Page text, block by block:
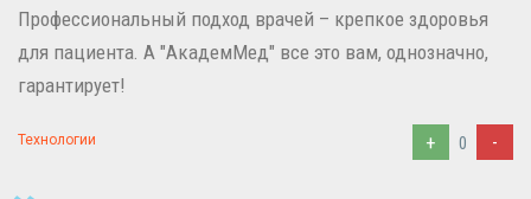
Профессиональный подход врачей – крепкое здоровья
для пациента. А "АкадемМед" все это вам, однозначно,
гарантирует!
Технологии + 0 -